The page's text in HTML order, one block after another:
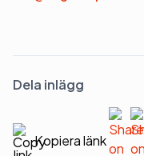
Dela inlägg
Kopiera länk